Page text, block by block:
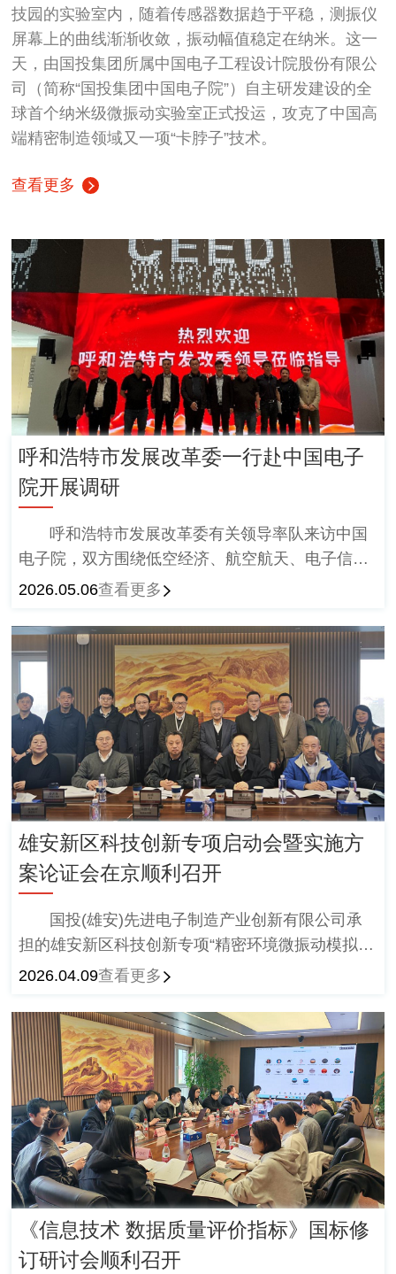
技园的实验室内，随着传感器数据趋于平稳，测振仪
屏幕上的曲线渐渐收敛，振动幅值稳定在纳米。这一
天，由国投集团所属中国电子工程设计院股份有限公
司（简称“国投集团中国电子院”）自主研发建设的全
球首个纳米级微振动实验室正式投运，攻克了中国高
端精密制造领域又一项“卡脖子”技术。
查看更多
呼和浩特市发展改革委一行赴中国电子
院开展调研
呼和浩特市发展改革委有关领导率队来访中国
电子院，双方围绕低空经济、航空航天、电子信
息、智算基础设施及检验检测等核心领域展开探
2026.05.06查看更多
雄安新区科技创新专项启动会暨实施方
案论证会在京顺利召开
国投(雄安)先进电子制造产业创新有限公司承
担的雄安新区科技创新专项“精密环境微振动模拟台
关键技术研究及应用示范”项目启动会暨实施方案论
2026.04.09查看更多
《信息技术 数据质量评价指标》国标修
订研讨会顺利召开